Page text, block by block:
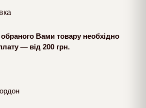
Вами товару необхідно
— від 200 грн.